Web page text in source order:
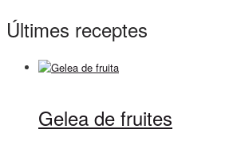
Últimes receptes
Gelea de fruites